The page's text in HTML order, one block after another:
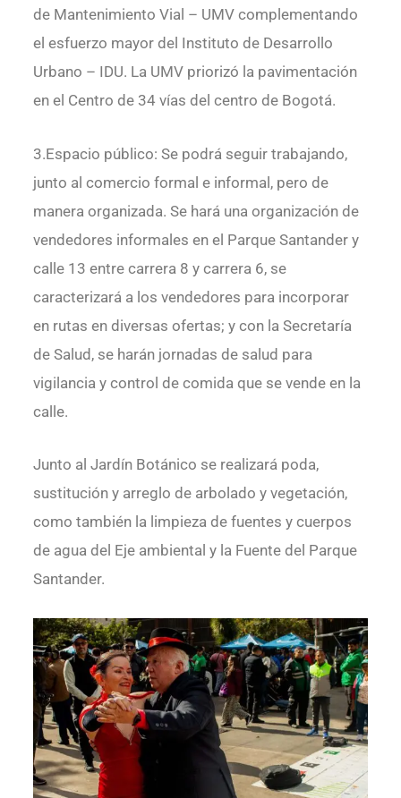
de Mantenimiento Vial – UMV complementando
el esfuerzo mayor del Instituto de Desarrollo
Urbano – IDU. La UMV priorizó la pavimentación
en el Centro de 34 vías del centro de Bogotá.
3.Espacio público: Se podrá seguir trabajando,
junto al comercio formal e informal, pero de
manera organizada. Se hará una organización de
vendedores informales en el Parque Santander y
calle 13 entre carrera 8 y carrera 6, se
caracterizará a los vendedores para incorporar
en rutas en diversas ofertas; y con la Secretaría
de Salud, se harán jornadas de salud para
vigilancia y control de comida que se vende en la
calle.
Junto al Jardín Botánico se realizará poda,
sustitución y arreglo de arbolado y vegetación,
como también la limpieza de fuentes y cuerpos
de agua del Eje ambiental y la Fuente del Parque
Santander.